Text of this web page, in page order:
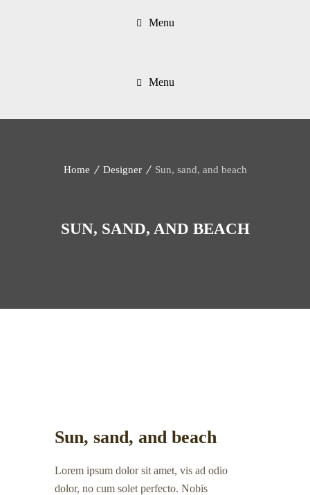
Menu
Menu
SUN, SAND, AND BEACH
Home Designer Sun, sand, and beach
Sun, sand, and beach
Lorem ipsum dolor sit amet, vis ad odio
dolor, no cum solet perfecto. Nobis